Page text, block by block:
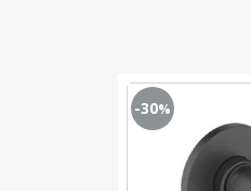
-30%